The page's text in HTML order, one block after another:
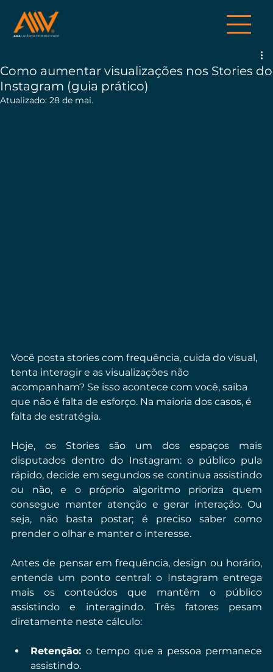
Como aumentar visualizações nos Stories do
Instagram (guia prático)
Atualizado: 28 de mai.
Você posta stories com frequência, cuida do visual,
tenta interagir e as visualizações não
acompanham? Se isso acontece com você, saiba
que não é falta de esforço. Na maioria dos casos, é
falta de estratégia.
Hoje, os Stories são um dos espaços mais
disputados dentro do Instagram: o público pula
rápido, decide em segundos se continua assistindo
ou não, e o próprio algoritmo prioriza quem
consegue manter atenção e gerar interação. Ou
seja, não basta postar; é preciso saber como
prender o olhar e manter o interesse.
Antes de pensar em frequência, design ou horário,
entenda um ponto central: o Instagram entrega
mais os conteúdos que mantêm o público
assistindo e interagindo. Três fatores pesam
diretamente neste cálculo:
Retenção: o tempo que a pessoa permanece
assistindo.